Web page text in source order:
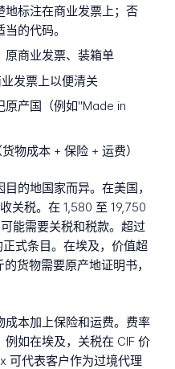
标注在商业发票上；否
的代码。
原商业发票、装箱单
发票上以便清关
原产国（例如"Made in
物成本 + 保险 + 运费）
的地国家而异。在美国，
关税。在 1,580 至 19,750
能需要关税和税款。超过
式条目。在埃及，价值超
货物需要原产地证明书，
成本加上保险和运费。费率
如在埃及，关税在 CIF 价
可代表客户作为过境代理